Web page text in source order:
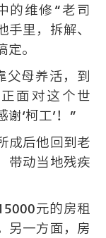
的维修“老司
里，拆解、
。
父母养活，到
面对这个世
‘柯工’！”
成后他回到老
带动当地残疾
元的房租
另一方面，房